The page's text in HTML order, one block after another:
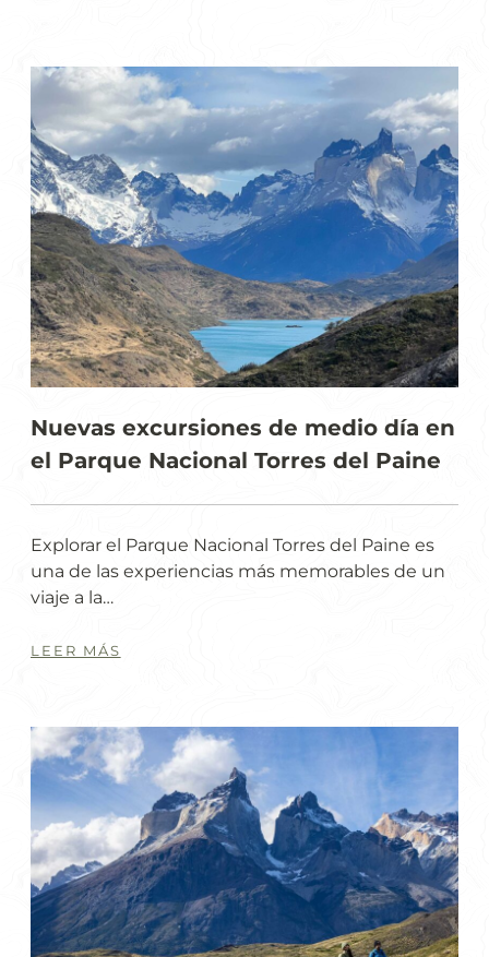
Nuevas excursiones de medio día en
el Parque Nacional Torres del Paine
Explorar el Parque Nacional Torres del Paine es
una de las experiencias más memorables de un
viaje a la…
LEER MÁS